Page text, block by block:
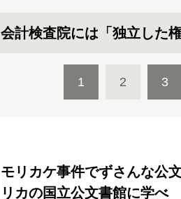
会計検査院には「独立した
1 2 3
モリカケ事件でずさんな公
リカの国立公文書館に学べ